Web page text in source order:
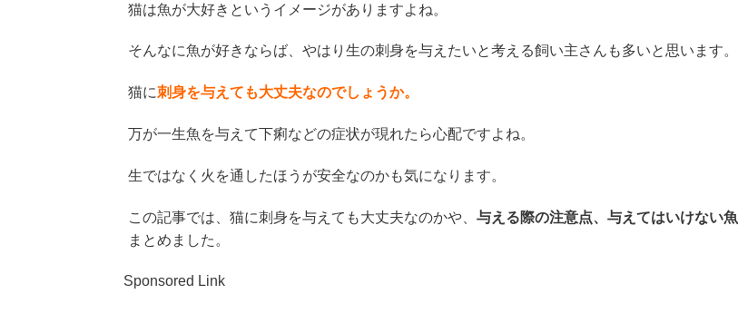
e
c
e
b
o
o
k
tt
er
e
n
a
猫は魚が大好きというイメージがありますよね。
そんなに魚が好きならば、やはり生の刺身を与えたいと考える飼い主さんも多いと思います。
猫に刺身を与えても大丈夫なのでしょうか。
万が一生魚を与えて下痢などの症状が現れたら心配ですよね。
生ではなく火を通したほうが安全なのかも気になります。
この記事では、猫に刺身を与えても大丈夫なのかや、 与える際の注意点、与えてはいけない魚
まとめました。
Sponsored Link